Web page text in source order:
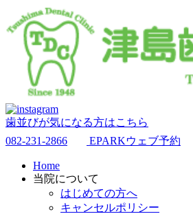
歯並びが気になる方はこちら
082-231-2866
EPARKウェブ予約
Home
当院について
はじめての方へ
キャンセルポリシー